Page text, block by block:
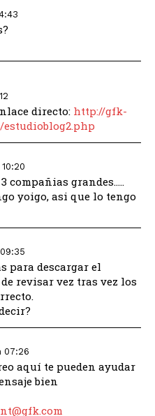
directo: http://gfk-
compañias grandes…..
yoigo, asi que lo tengo
para descargar el
revisar vez tras vez los
07:26
aquí te pueden ayudar
bien